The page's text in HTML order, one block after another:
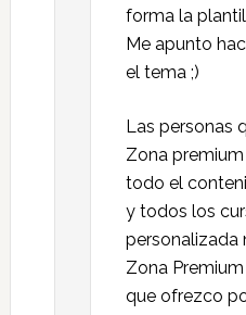
forma la
Me apunto
el tema ;)
Las personas
Zona
todo el
y todos los
personalizada
Zona
que ofrezco